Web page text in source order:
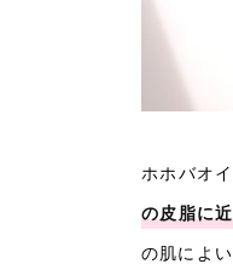
ホホバオ
の皮脂に
の肌によ